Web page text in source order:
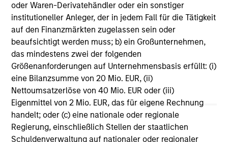
oder Waren-Derivatehändler oder ein sonstiger
institutioneller Anleger, der in jedem Fall für die Tätigkeit
auf den Finanzmärkten zugelassen sein oder
beaufsichtigt werden muss; b) ein Großunternehmen,
das mindestens zwei der folgenden
Größenanforderungen auf Unternehmensbasis erfüllt: (i)
eine Bilanzsumme von 20 Mio. EUR, (ii)
Nettoumsatzerlöse von 40 Mio. EUR oder (iii)
Eigenmittel von 2 Mio. EUR, das für eigene Rechnung
handelt; oder (c) eine nationale oder regionale
Regierung, einschließlich Stellen der staatlichen
Schuldenverwaltung auf nationaler oder regionaler
DasMorningstar Rating™(Sterne-Rating) für Fonds wird
für Vermögensverwaltungsprodukte (wie Investmentfonds,
Variable-Annuity- und Variable-Life-Unterkonten (variable
Renten- und Lebensversicherung), börsennotierte Fonds,
geschlossene Fonds und separate Konten) berechnet, die
seit mindestens drei Jahren existieren. Börsennotierte
Fonds und offene Investmentfonds werden zu
Vergleichszwecken zu einer Kategorie zusammengefasst.
Das Rating wird anhand der Morningstar Risk-Adjusted
Return (MRAR) berechnet, eine Kennzahl, die die
Schwankungen der monatlichen Überschussrendite eines
verwalteten Produkts berücksichtigt. Dabei wird
besonderes Gewicht auf die negativen
Performanceschwankungen und eine beständige